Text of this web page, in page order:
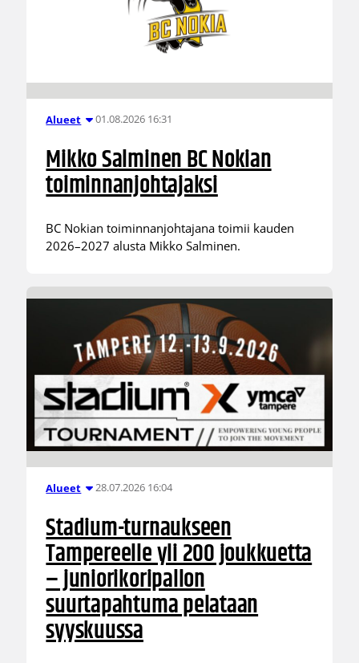
Alueet 01.08.2026 16:31
Mikko Salminen BC Nokian
toiminnanjohtajaksi
BC Nokian toiminnanjohtajana toimii kauden
2026–2027 alusta Mikko Salminen.
Alueet 28.07.2026 16:04
Stadium-turnaukseen
Tampereelle yli 200 joukkuetta
– juniorikoripallon
suurtapahtuma pelataan
syyskuussa